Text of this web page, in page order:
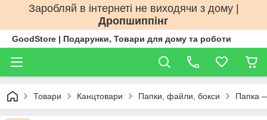
Заробляй в інтернеті не виходячи з дому |
Дропшиппінг
GoodStore | Подарунки, Товари для дому та роботи
Товари Канцтовари Папки, файли, бокси Папка